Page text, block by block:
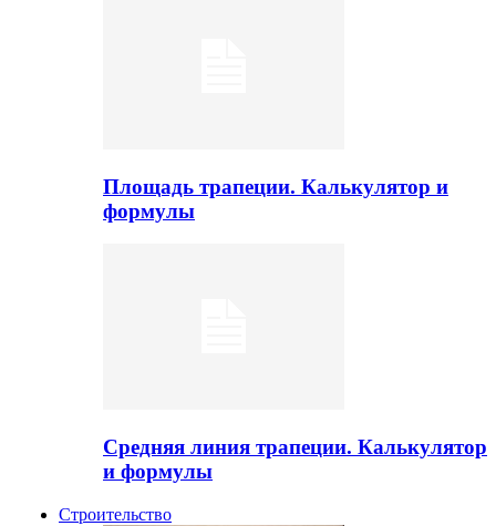
Площадь трапеции. Калькулятор и
формулы
Средняя линия трапеции. Калькулятор
и формулы
Строительство